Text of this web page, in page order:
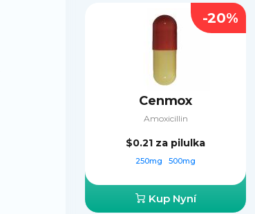
Cenmox
Amoxicillin
$0.21 za pilulka
250mg 500mg
Kup Nyní
-20%